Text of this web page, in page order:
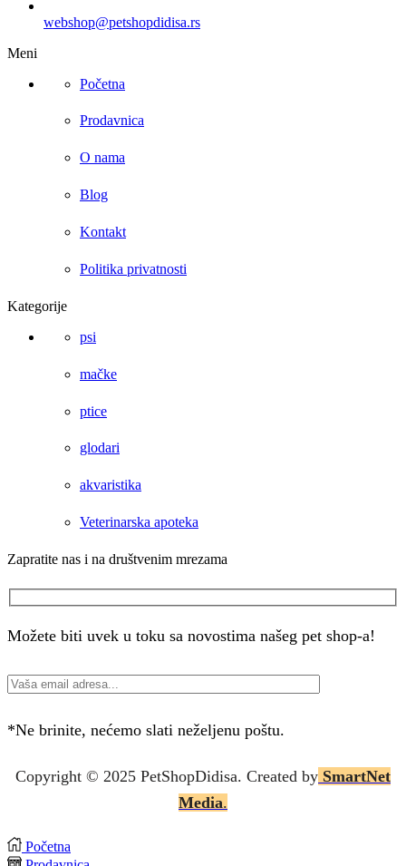
webshop@petshopdidisa.rs
Meni
Početna
Prodavnica
O nama
Blog
Kontakt
Politika privatnosti
Kategorije
psi
mačke
ptice
glodari
akvaristika
Veterinarska apoteka
Zapratite nas i na društvenim mrezama
Možete biti uvek u toku sa novostima našeg pet shop-a!
*Ne brinite, nećemo slati neželjenu poštu.
Copyright © 2025 PetShopDidisa. Created by SmartNet
Media.
Početna